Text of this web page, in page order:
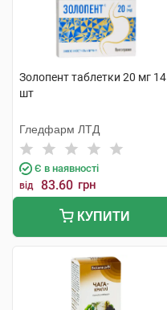
Золопент таблетки 20 мг 14
шт
Гледфарм ЛТД
Є в наявності
від 83.60 грн
КУПИТИ